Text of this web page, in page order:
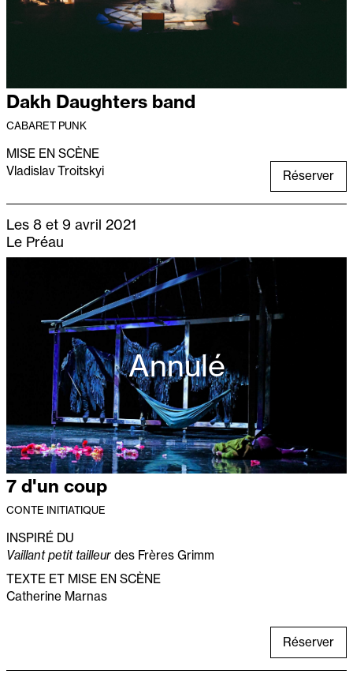
Dakh Daughters band
CABARET PUNK
MISE EN SCÈNE
Vladislav Troitskyi
Réserver
Les 8 et 9 avril 2021
Le Préau
Annulé
7 d'un coup
CONTE INITIATIQUE
INSPIRÉ DU
Vaillant petit tailleur des Frères Grimm
TEXTE ET MISE EN SCÈNE
Catherine Marnas
Réserver